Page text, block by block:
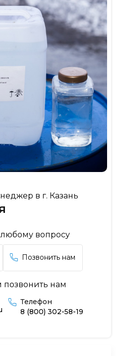
в г. Казань
вопросу
Позвонить нам
позвонить нам
Телефон
8 (800) 302-58-19